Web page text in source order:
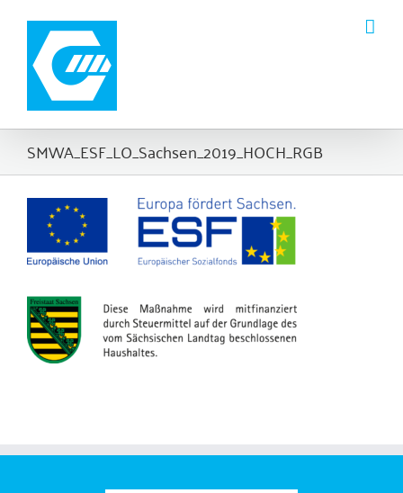
Inhalt
springen
SMWA_ESF_LO_Sachsen_2019_HOCH_RGB